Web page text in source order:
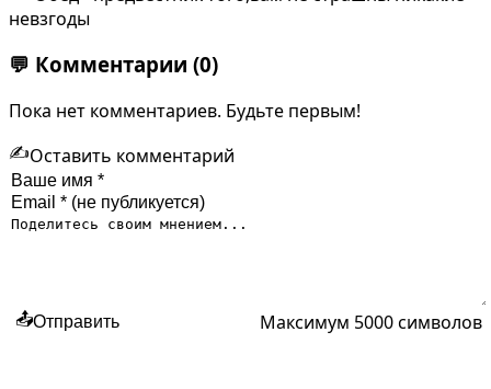
невзгоды
💬 Комментарии (0)
Пока нет комментариев. Будьте первым!
✍️Оставить комментарий
📤Отправить Максимум 5000 символов